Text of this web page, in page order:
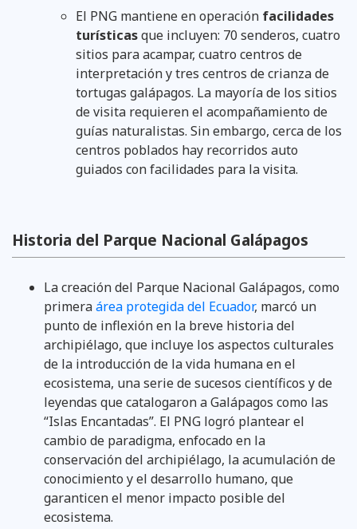
El PNG mantiene en operación facilidades
turísticasque incluyen: 70 senderos, cuatro
sitios para acampar, cuatro centros de
interpretación y tres centros de crianza de
tortugas galápagos. La mayoría de los sitios
de visita requieren el acompañamiento de
guías naturalistas. Sin embargo, cerca de los
centros poblados hay recorridos auto
guiados con facilidades para la visita.
Historia del Parque Nacional Galápagos
La creación del Parque Nacional Galápagos, como
primeraárea protegida del Ecuador, marcó un
punto de inflexión en la breve historia del
archipiélago, que incluye los aspectos culturales
de la introducción de la vida humana en el
ecosistema, una serie de sucesos científicos y de
leyendas que catalogaron a Galápagos como las
“Islas Encantadas”. El PNG logró plantear el
cambio de paradigma, enfocado en la
conservación del archipiélago, la acumulación de
conocimiento y el desarrollo humano, que
garanticen el menor impacto posible del
ecosistema.